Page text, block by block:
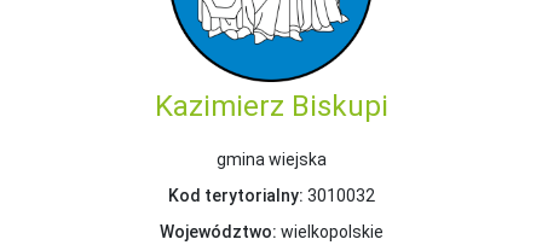
Kazimierz Biskupi
gmina wiejska
Kod terytorialny: 3010032
Województwo: wielkopolskie